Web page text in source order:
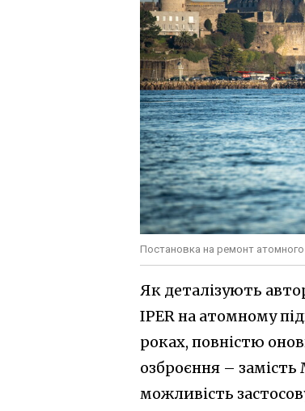
Постановка на ремонт атомного
Як деталізують
IPER на атомному
роках, повністю
озброєння –
можливість